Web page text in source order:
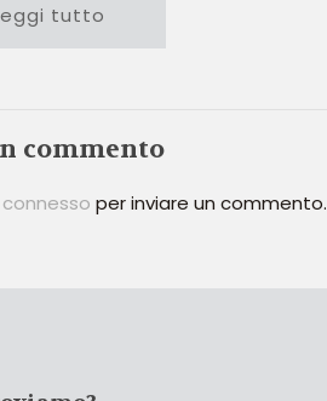
tutto
commento
connesso per inviare un commento.